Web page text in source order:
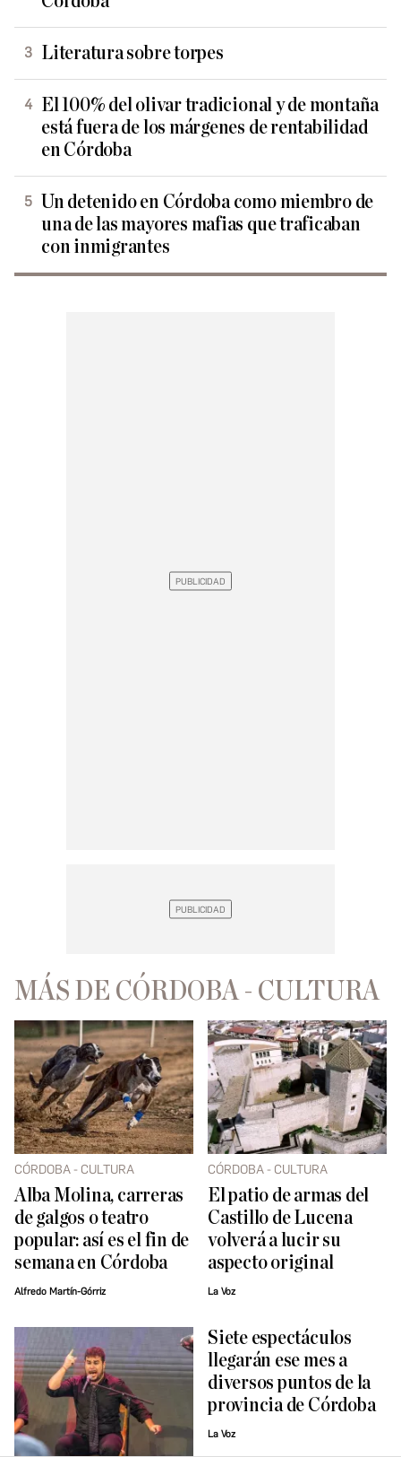
Literatura sobre torpes
El 100% del olivar tradicional y de montaña
está fuera de los márgenes de rentabilidad
en Córdoba
Un detenido en Córdoba como miembro de
una de las mayores mafias que traficaban
con inmigrantes
MÁS DE CÓRDOBA - CULTURA
CÓRDOBA - CULTURA
Alba Molina, carreras
de galgos o teatro
popular: así es el fin de
semana en Córdoba
Alfredo Martín-Górriz
CÓRDOBA - CULTURA
El patio de armas del
Castillo de Lucena
volverá a lucir su
aspecto original
La Voz
Siete espectáculos
llegarán ese mes a
diversos puntos de la
provincia de Córdoba
La Voz